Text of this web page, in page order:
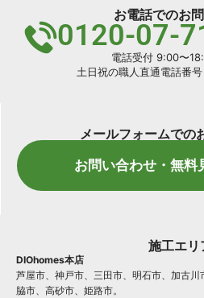
お電話でのお
0120-07-
電話受付 9:00〜
土日祝の職人直通電話
メールフォームでの
お問い合わせ・無料
施工エリ
DIOhomes本店
芦屋市、神戸市、三田市、明石市、加古
脇市、高砂市、姫路市。